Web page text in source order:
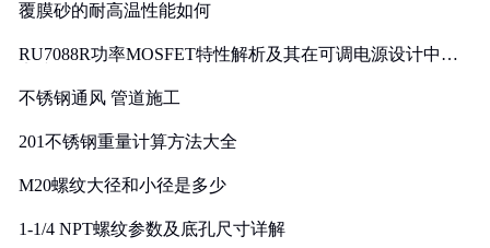
覆膜砂的耐高温性能如何
RU7088R功率MOSFET特性解析及其在可调电源设计中的
不锈钢通风 管道施工
201不锈钢重量计算方法大全
M20螺纹大径和小径是多少
1-1/4 NPT螺纹参数及底孔尺寸详解